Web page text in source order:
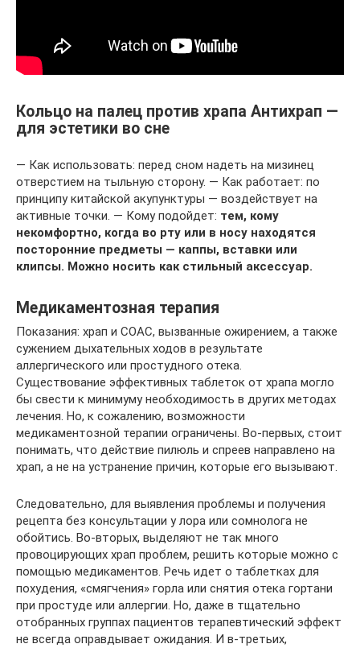
Кольцо на палец против храпа Антихрап —
для эстетики во сне
— Как использовать: перед сном надеть на мизинец
отверстием на тыльную сторону. — Как работает: по
принципу китайской акупунктуры — воздействует на
активные точки. — Кому подойдет: тем, кому
некомфортно, когда во рту или в носу находятся
посторонние предметы — каппы, вставки или
клипсы. Можно носить как стильный аксессуар.
Медикаментозная терапия
Показания: храп и СОАС, вызванные ожирением, а также
сужением дыхательных ходов в результате
аллергического или простудного отека.
Существование эффективных таблеток от храпа могло
бы свести к минимуму необходимость в других методах
лечения. Но, к сожалению, возможности
медикаментозной терапии ограничены. Во-первых, стоит
понимать, что действие пилюль и спреев направлено на
храп, а не на устранение причин, которые его вызывают.
Следовательно, для выявления проблемы и получения
рецепта без консультации у лора или сомнолога не
обойтись. Во-вторых, выделяют не так много
провоцирующих храп проблем, решить которые можно с
помощью медикаментов. Речь идет о таблетках для
похудения, «смягчения» горла или снятия отека гортани
при простуде или аллергии. Но, даже в тщательно
отобранных группах пациентов терапевтический эффект
не всегда оправдывает ожидания. И в-третьих,